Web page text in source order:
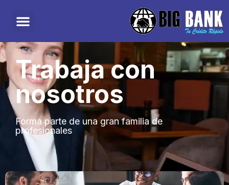
Trabaja con
nosotros
Forma parte de una gran familia de
profesionales